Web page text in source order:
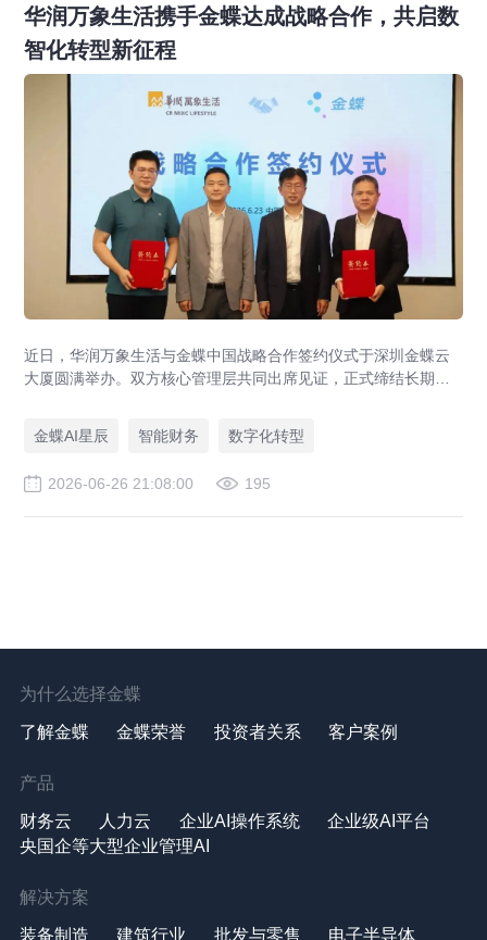
华润万象生活携手金蝶达成战略合作，共启数
智化转型新征程
近日，华润万象生活与金蝶中国战略合作签约仪式于深圳金蝶云
大厦圆满举办。双方核心管理层共同出席见证，正式缔结长期战
享”为原则构建长期共赢的数智生态，打造财务数智化转型行业最
佳实践和世界一流财务管理体系。
金蝶AI星辰 智能财务 数字化转型
2026-06-26 21:08:00 195
为什么选择金蝶
了解金蝶 金蝶荣誉 投资者关系 客户案例
产品
财务云 人力云 企业AI操作系统
企业级AI平台
央国企等大型企业管理AI
解决方案
装备制造 建筑行业 批发与零售 电子半导体